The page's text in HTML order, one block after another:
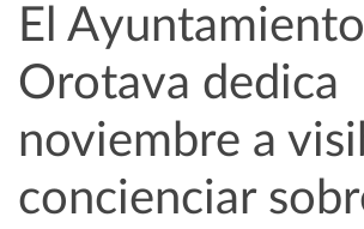
El
Orotava dedica
noviembre a
concienciar